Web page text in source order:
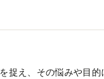
捉え、その悩みや目